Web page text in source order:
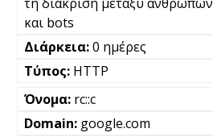
και bots
0 ημέρες
HTTP
rc::c
google.com